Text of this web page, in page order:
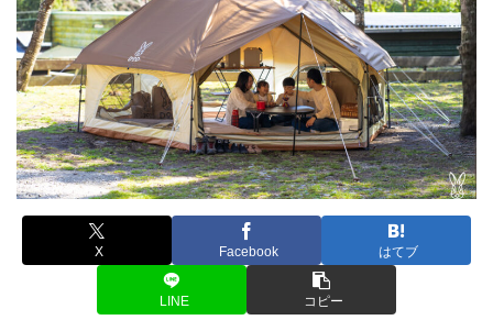
X Facebook はてブ
LINE コピー